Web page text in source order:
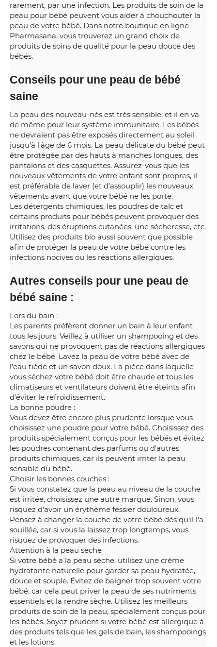
rarement, par une infection. Les produits de soin de la
peau pour bébé peuvent vous aider à chouchouter la
peau de votre bébé. Dans notre boutique en ligne
Pharmasana, vous trouverez un grand choix de
produits de soins de qualité pour la peau douce des
bébés.
Conseils pour une peau de bébé
saine
La peau des nouveau-nés est très sensible, et il en va
de même pour leur système immunitaire. Les bébés
ne devraient pas être exposés directement au soleil
jusqu'à l'âge de 6 mois. La peau délicate du bébé peut
être protégée par des hauts à manches longues, des
pantalons et des casquettes. Assurez-vous que les
nouveaux vêtements de votre enfant sont propres, il
est préférable de laver (et d'assouplir) les nouveaux
vêtements avant que votre bébé ne les porte.
Les détergents chimiques, les poudres de talc et
certains produits pour bébés peuvent provoquer des
irritations, des éruptions cutanées, une sécheresse, etc.
Utilisez des produits bio aussi souvent que possible
afin de protéger la peau de votre bébé contre les
infections nocives ou les réactions allergiques.
Autres conseils pour une peau de
bébé saine :
Lors du bain :
Les parents préfèrent donner un bain à leur enfant
tous les jours. Veillez à utiliser un shampooing et des
savons qui ne provoquent pas de réactions allergiques
chez le bébé. Lavez la peau de votre bébé avec de
l'eau tiède et un savon doux. La pièce dans laquelle
vous séchez votre bébé doit être chaude et tous les
climatiseurs et ventilateurs doivent être éteints afin
d'éviter le refroidissement.
La bonne poudre :
Vous devez être encore plus prudente lorsque vous
choisissez une poudre pour votre bébé. Choisissez des
produits spécialement conçus pour les bébés et évitez
les poudres contenant des parfums ou d'autres
produits chimiques, car ils peuvent irriter la peau
sensible du bébé.
Choisir les bonnes couches :
Si vous constatez que la peau au niveau de la couche
est irritée, choisissez une autre marque. Sinon, vous
risquez d'avoir un érythème fessier douloureux.
Pensez à changer la couche de votre bébé dès qu'il l'a
souillée, car si vous la laissez trop longtemps, vous
risquez de provoquer des infections.
Attention à la peau sèche
Si votre bébé a la peau sèche, utilisez une crème
hydratante naturelle pour garder sa peau hydratée,
douce et souple. Évitez de baigner trop souvent votre
bébé, car cela peut priver la peau de ses nutriments
essentiels et la rendre sèche. Utilisez les meilleurs
produits de soin de la peau, spécialement conçus pour
les bébés. Soyez prudent si votre bébé est allergique à
des produits tels que les gels de bain, les shampooings
et les lotions.